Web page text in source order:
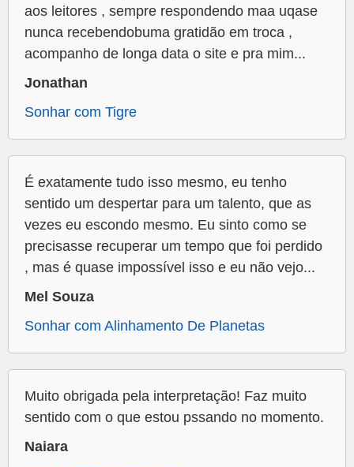
aos leitores , sempre respondendo maa uqase
nunca recebendobuma gratidão em troca ,
acompanho de longa data o site e pra mim...
Jonathan
Sonhar com Tigre
É exatamente tudo isso mesmo, eu tenho
sentido um despertar para um talento, que as
vezes eu escondo mesmo. Eu sinto como se
precisasse recuperar um tempo que foi perdido
, mas é quase impossível isso e eu não vejo...
Mel Souza
Sonhar com Alinhamento De Planetas
Muito obrigada pela interpretação! Faz muito
sentido com o que estou pssando no momento.
Naiara